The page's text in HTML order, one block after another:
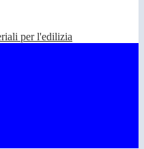
per l'edilizia